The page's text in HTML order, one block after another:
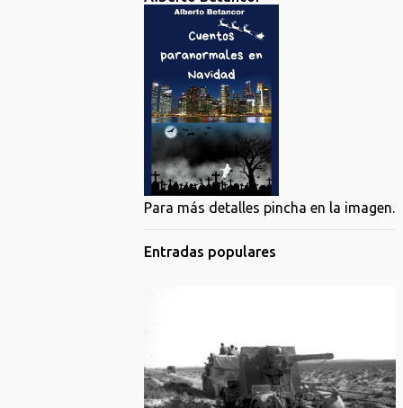
Para más detalles pincha en la imagen.
Entradas populares